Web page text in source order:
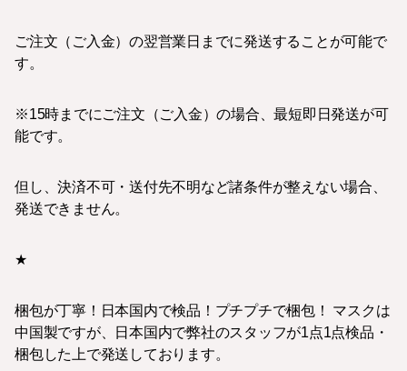
ご注文（ご入金）の翌営業日までに発送することが可能で
す。
※15時までにご注文（ご入金）の場合、最短即日発送が可
能です。
但し、決済不可・送付先不明など諸条件が整えない場合、
発送できません。
★
梱包が丁寧！日本国内で検品！プチプチで梱包！ マスクは
中国製ですが、日本国内で弊社のスタッフが1点1点検品・
梱包した上で発送しております。